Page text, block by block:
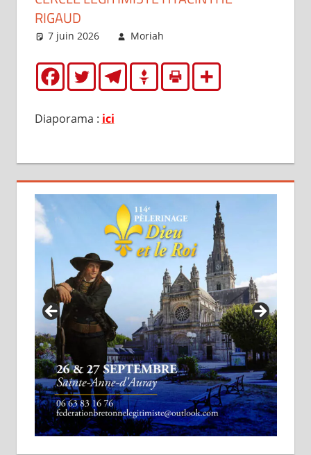
RIGAUD
7 juin 2026 Moriah
Diaporama : ici